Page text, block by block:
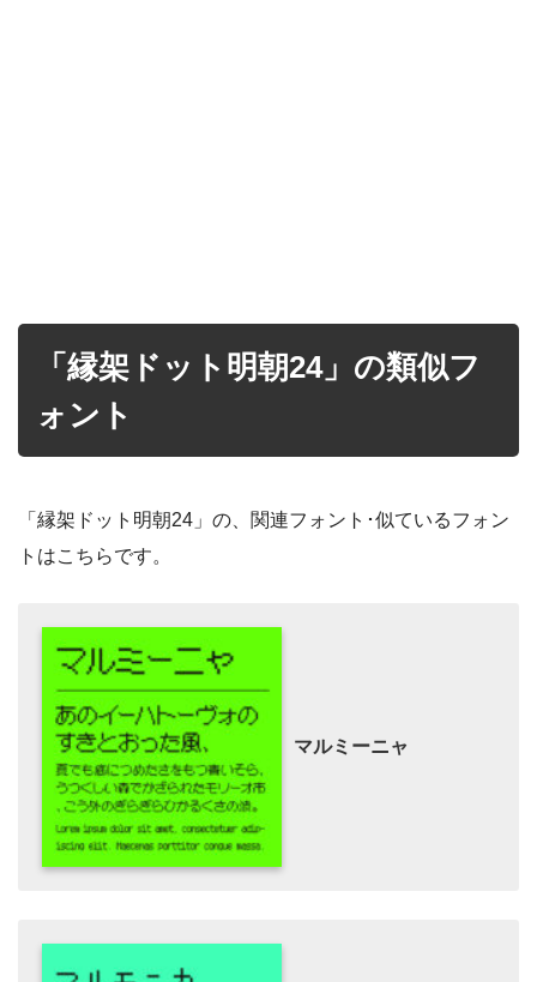
「縁架ドット明朝24」の類似フ
ォント
「縁架ドット明朝24」の、関連フォント･似ているフォン
トはこちらです。
マルミーニャ